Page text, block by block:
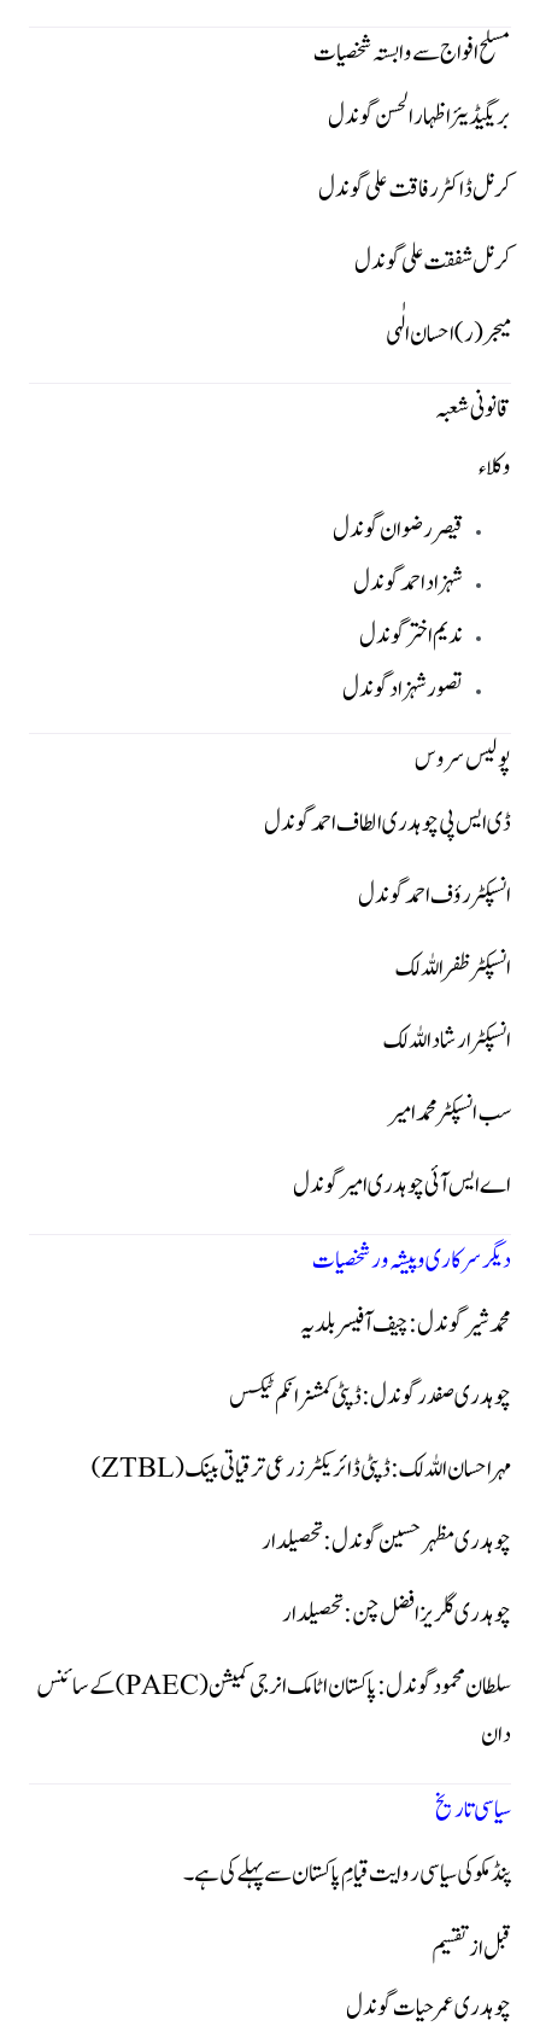
مسلح افواج سے وابستہ شخصیات
بریگیڈیئر اظہار الحسن گوندل
کرنل ڈاکٹر رفاقت علی گوندل
کرنل شفقت علی گوندل
میجر (ر) احسان الٰہی
قانونی شعبہ
وکلاء
قیصر رضوان گوندل
شہزاد احمد گوندل
ندیم اختر گوندل
تصور شہزاد گوندل
پولیس سروس
ڈی ایس پی چوہدری الطاف احمد گوندل
انسپکٹر رؤف احمد گوندل
انسپکٹر ظفر اللہ لک
انسپکٹر ارشاد اللہ لک
سب انسپکٹر محمد امیر
اے ایس آئی چوہدری امیر گوندل
دیگر سرکاری و پیشہ ور شخصیات
محمد شیر گوندل:چیف آفیسر بلدیہ
چوہدری صفدر گوندل:ڈپٹی کمشنر انکم ٹیکس
مہر احسان اللہ لک:ڈپٹی ڈائریکٹر زرعی ترقیاتی بینک (ZTBL)
چوہدری مظہر حسین گوندل:تحصیلدار
چوہدری گلریز افضل چن:تحصیلدار
سلطان محمود گوندل:
پاکستان اٹامک انرجی کمیشن (PAEC) کے سائنس
دان
سیاسی تاریخ
پنڈ مکو کی سیاسی روایت قیامِ پاکستان سے پہلے کی ہے۔
قبل از تقسیم
چوہدری عمر حیات گوندل